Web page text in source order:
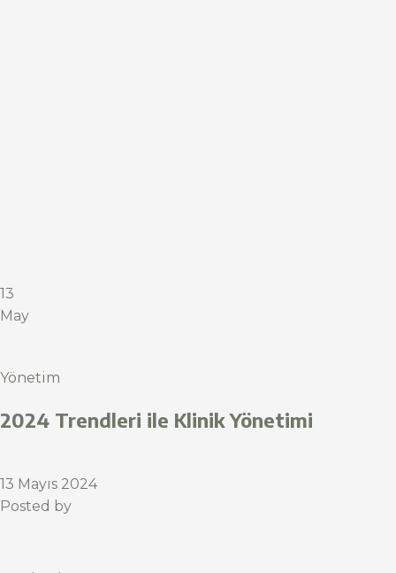
13
May
Yönetim
2024 Trendleri ile Klinik Yönetimi
13 Mayıs 2024
Posted by